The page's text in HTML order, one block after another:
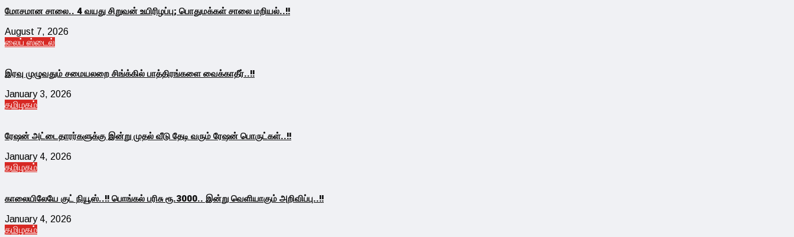
மோசமான சாலை.. 4 வயது சிறுவன் உயிரிழப்பு; பொதுமக்கள் சாலை மறியல்..!!
August 7, 2026
லைப் ஸ்டைல்
இரவு முழுவதும் சமையலறை சிங்க்கில் பாத்திரங்களை வைக்காதீர்..!!
January 3, 2026
தமிழகம்
ரேஷன் அட்டைதாரர்களுக்கு இன்று முதல் வீடு தேடி வரும் ரேஷன் பொருட்கள்..!!
January 4, 2026
தமிழகம்
காலையிலேயே குட் நியூஸ்..!! பொங்கல் பரிசு ரூ.3000.. இன்று வெளியாகும் அறிவிப்பு..!!
January 4, 2026
தமிழகம்